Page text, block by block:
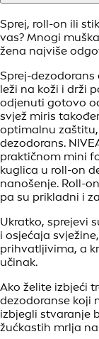
Sprej, roll-on ili
vas? Mnogi
žena najviše
Sprej-dezodorans
leži na koži i drži
odjenuti gotovo
svjež miris
optimalnu
dezodorans.
praktičnom mini
kuglica u roll-on
nanošenje. Roll-
pa su prikladni i
Ukratko, sprejevi
i osjećaja
prihvatljivima, a
učinak.
Ako želite izbjeći
dezodoranse koji
izbjegli stvaranje
žućkastih mrlja